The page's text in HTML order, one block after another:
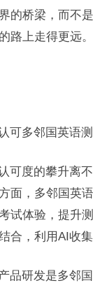
的桥梁，而不
路上走得更远。
可多邻国英语
可度的攀升离
面，多邻国英
试体验，提升
合，利用AI收
品研发是多邻